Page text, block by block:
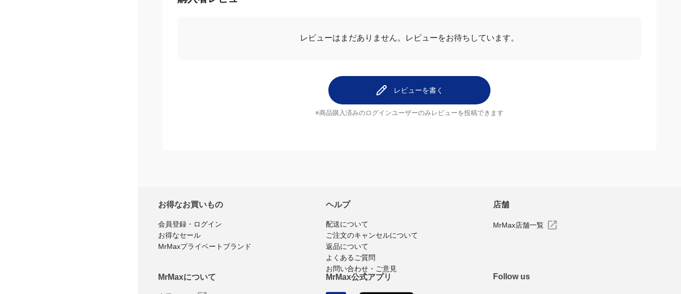
レビューを書く
お得なお買いもの
会員登録・ログイン
お得なセール
MrMaxプライベートブランド
ヘルプ
配送について
ご注文のキャンセルについて
返品について
よくあるご質問
お問い合わせ・ご意見
店舗
MrMax店舗一覧
MrMaxについて MrMax公式アプリ Follow us